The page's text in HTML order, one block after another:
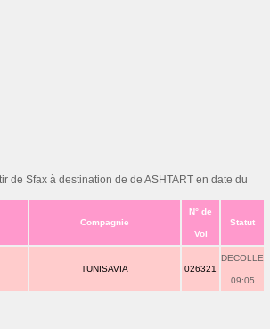
de Sfax à destination de de ASHTART en date du
Compagnie
N° de
Vol
Statut
TUNISAVIA 026321
DECOLLE
09:05